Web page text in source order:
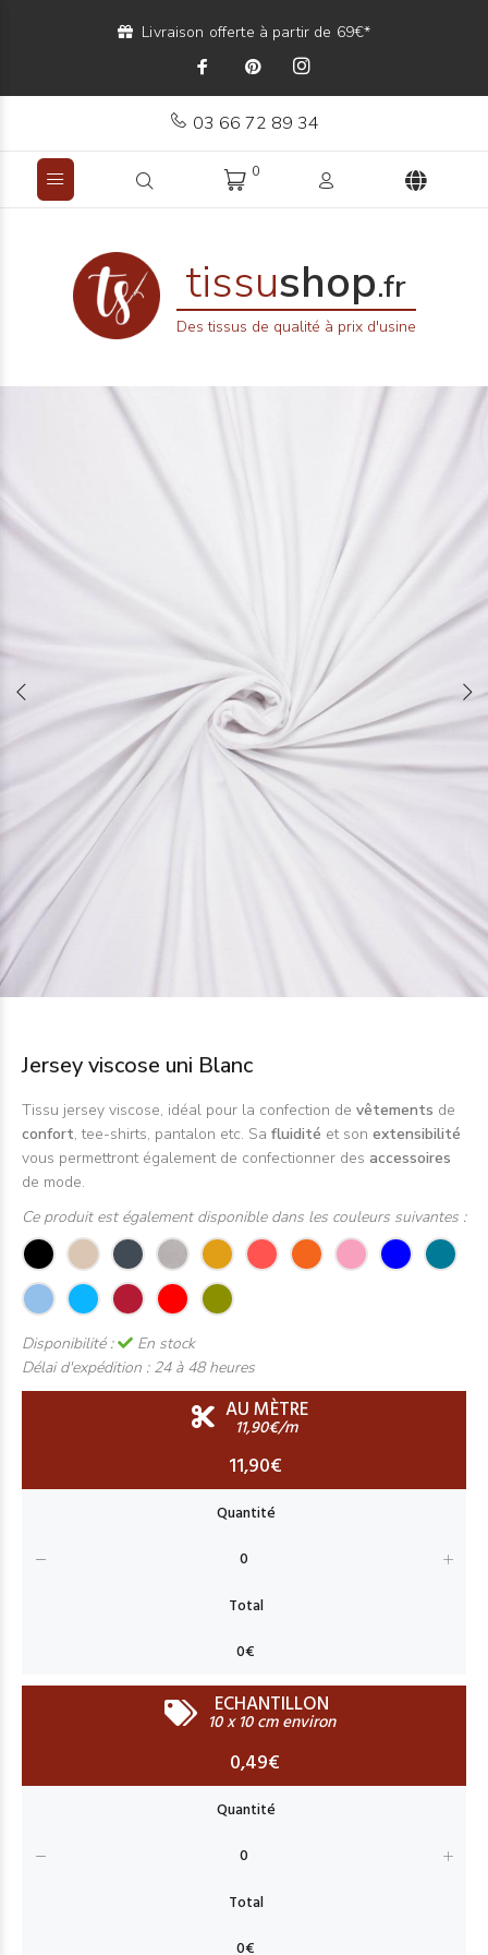
Livraison offerte à partir de 69€*
03 66 72 89 34
0
tissushop.fr
Des tissus de qualité à prix d'usine
Jersey viscose uni Blanc
Tissu jersey viscose, idéal pour la confection de vêtements de
confort, tee-shirts, pantalon etc. Sa fluidité et son extensibilité
vous permettront également de confectionner des accessoires
de mode.
Ce produit est également disponible dans les couleurs suivantes :
Disponibilité :
En stock
Délai d'expédition : 24 à 48 heures
AU MÈTRE
11,90€/m
11,90€
ECHANTILLON
10 x 10 cm environ
0,49€